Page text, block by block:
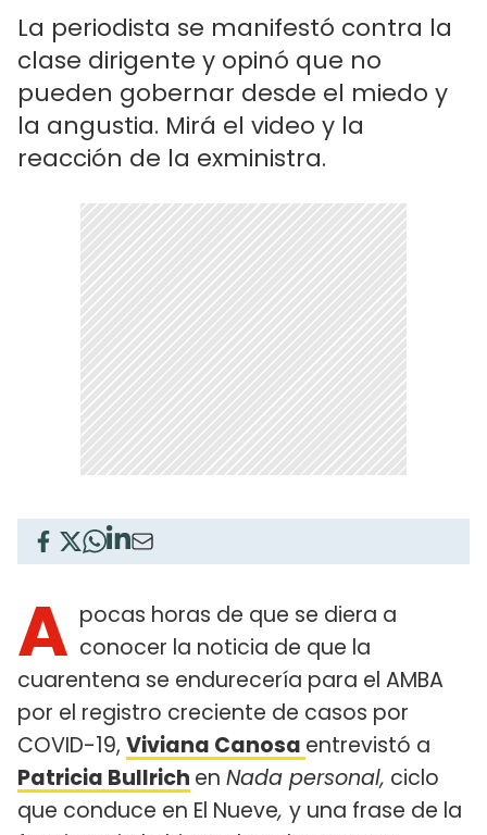
La periodista se manifestó contra la
clase dirigente y opinó que no
pueden gobernar desde el miedo y
la angustia. Mirá el video y la
reacción de la exministra.
A pocas horas de que se diera a
conocer la noticia de que la
cuarentena se endurecería para el AMBA
por el registro creciente de casos por
COVID-19, Viviana Canosa entrevistó a
Patricia Bullrich en Nada personal, ciclo
que conduce en El Nueve, y una frase de la